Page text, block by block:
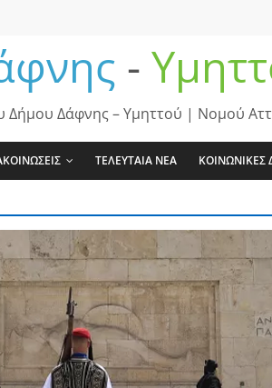
-
Δήμου Δάφνης – Υμηττού | Νομού
ΤΕΛΕΥΤΑΙΑ ΝΕΑ ΚΟΙΝΩΝΙΚΕΣ